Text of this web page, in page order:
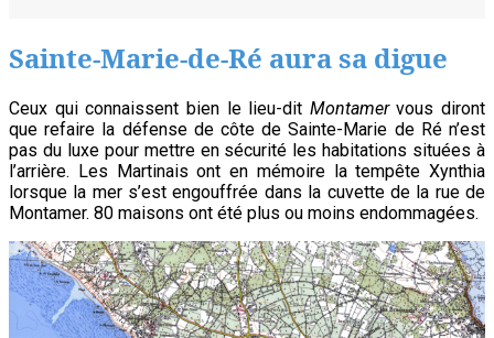
du
Comité
citoyen
Sainte-Marie-de-Ré aura sa digue
Ceux qui connaissent bien le lieu-dit Montamervous diront
que refaire la défense de côte de Sainte-Marie de Ré n’est
pas du luxe pour mettre en sécurité les habitations situées à
l’arrière. Les Martinais ont en mémoire la tempête Xynthia
lorsque la mer s’est engouffrée dans la cuvette de la rue de
Montamer. 80 maisons ont été plus ou moins endommagées.